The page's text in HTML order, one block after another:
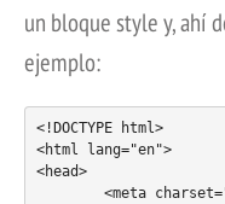
un bloque style y, ahí
ejemplo:
<!DOCTYPE html>
<html lang="en">
<head>